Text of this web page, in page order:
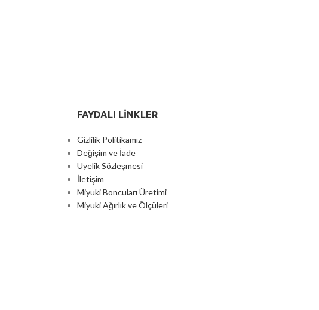
FAYDALI LİNKLER
Gizlilik Politikamız
Değişim ve İade
Üyelik Sözleşmesi
İletişim
Miyuki Boncuları Üretimi
Miyuki Ağırlık ve Ölçüleri